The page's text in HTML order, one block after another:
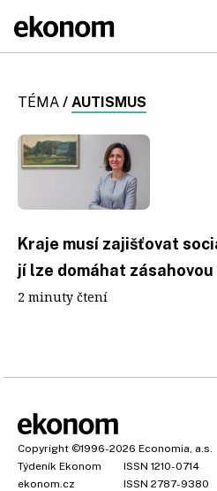
TÉMA / AUTISMUS
Kraje musí zajišťovat
jí lze domáhat zásahovou
2 minuty čtení
Copyright ©1996-2026 Economia, a.s.
Týdeník Ekonom
ISSN 1210-0714
ekonom.cz
ISSN 2787-9380